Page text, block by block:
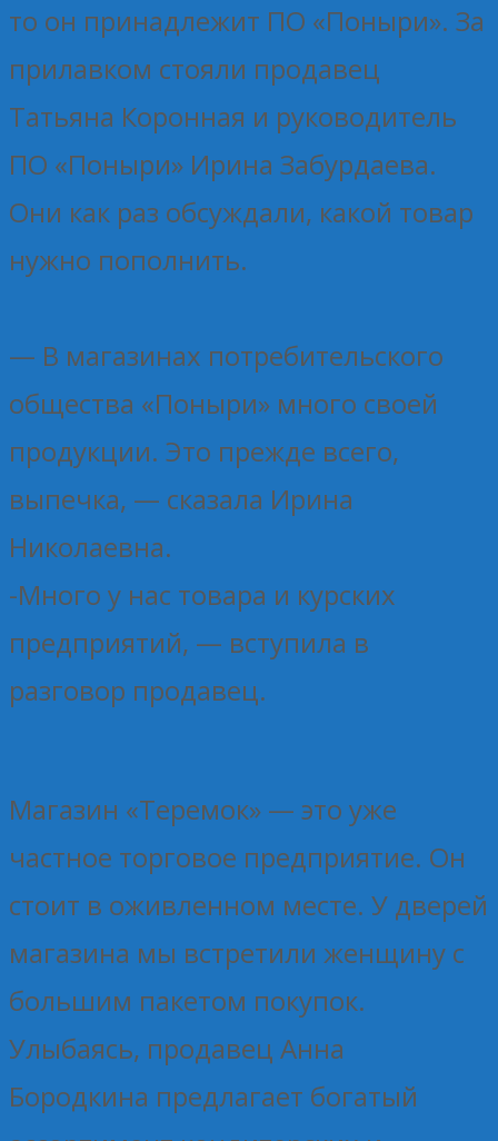
то он принадлежит ПО «Поныри». За
прилавком стояли продавец
Татьяна Коронная и руководитель
ПО «Поныри» Ирина Забурдаева.
Они как раз обсуждали, какой товар
нужно пополнить.
— В магазинах потребительского
общества «Поныри» много своей
продукции. Это прежде всего,
выпечка, — сказала Ирина
Николаевна.
-Много у нас товара и курских
предприятий, — вступила в
разговор продавец.
Магазин «Теремок» — это уже
частное торговое предприятие. Он
стоит в оживленном месте. У дверей
магазина мы встретили женщину с
большим пакетом покупок.
Улыбаясь, продавец Анна
Бородкина предлагает богатый